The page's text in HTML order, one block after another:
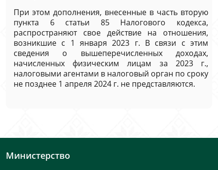
При этом дополнения, внесенные в часть вторую
пункта 6 статьи 85 Налогового кодекса,
распространяют свое действие на отношения,
возникшие с 1 января 2023 г. В связи с этим
сведения о вышеперечисленных доходах,
начисленных физическим лицам за 2023 г.,
налоговыми агентами в налоговый орган по сроку
не позднее 1 апреля 2024 г. не представляются.
Министерство